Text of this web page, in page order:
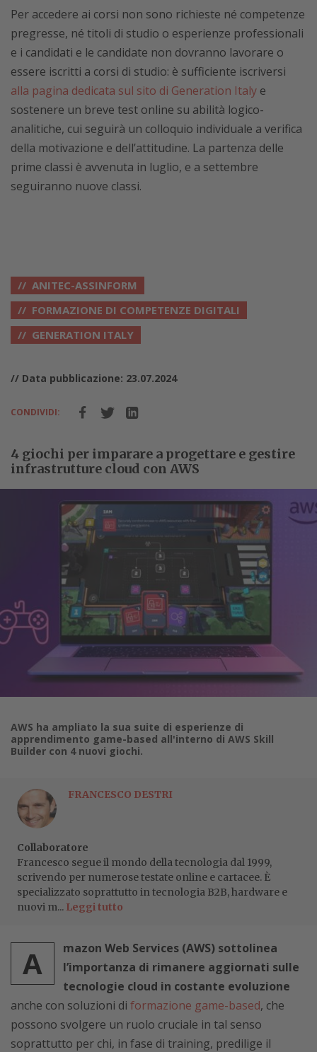
Per accedere ai corsi non sono richieste né competenze
pregresse, né titoli di studio o esperienze professionali
e i candidati e le candidate non dovranno lavorare o
essere iscritti a corsi di studio: è sufficiente iscriversi
alla pagina dedicata sul sito di Generation Italy e
sostenere un breve test online su abilità logico-
analitiche, cui seguirà un colloquio individuale a verifica
della motivazione e dell’attitudine. La partenza delle
prime classi è avvenuta in luglio, e a settembre
seguiranno nuove classi.
ANITEC-ASSINFORM
FORMAZIONE DI COMPETENZE DIGITALI
GENERATION ITALY
// Data pubblicazione: 23.07.2024
CONDIVIDI:
4 giochi per imparare a progettare e gestire
infrastrutture cloud con AWS
AWS ha ampliato la sua suite di esperienze di
apprendimento game-based all'interno di AWS Skill
Builder con 4 nuovi giochi.
FRANCESCO DESTRI
Collaboratore
Francesco segue il mondo della tecnologia dal 1999,
scrivendo per numerose testate online e cartacee. È
specializzato soprattutto in tecnologia B2B, hardware e
nuovi m... Leggi tutto
A
mazon Web Services (AWS) sottolinea
l’importanza di rimanere aggiornati sulle
tecnologie cloud in costante evoluzione
anche con soluzioni di formazione game-based, che
possono svolgere un ruolo cruciale in tal senso
soprattutto per chi, in fase di training, predilige il